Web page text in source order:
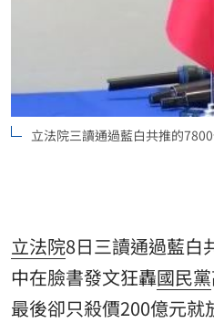
油品食安事件引關注 挑選
罕病博士彭士齊 輪椅上的生
酷澎「爸氣父親節」國際官
立法院三讀通過藍白共推的
立法院8日三讀通過藍白
中在臉書發文狂轟國民黨
最後卻只殺價200億元